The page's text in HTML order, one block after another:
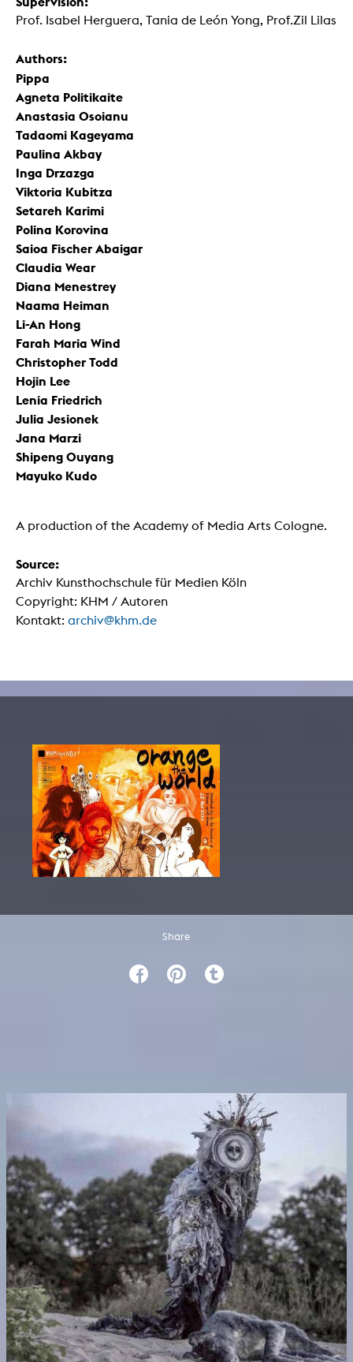
Prof. Isabel Herguera, Tania de León Yong, Prof.Zil Lilas
Authors:
Pippa
Agneta Politikaite
Anastasia Osoianu
Tadaomi Kageyama
Paulina Akbay
Inga Drzazga
Viktoria Kubitza
Setareh Karimi
Polina Korovina
Saioa Fischer Abaigar
Claudia Wear
Diana Menestrey
Naama Heiman
Li-An Hong
Farah Maria Wind
Christopher Todd
Hojin Lee
Lenia Friedrich
Julia Jesionek
Jana Marzi
Shipeng Ouyang
Mayuko Kudo
A production of the Academy of Media Arts Cologne.
Source:
Archiv Kunsthochschule für Medien Köln
Copyright: KHM / Autoren
Kontakt: archiv@khm.de
Share